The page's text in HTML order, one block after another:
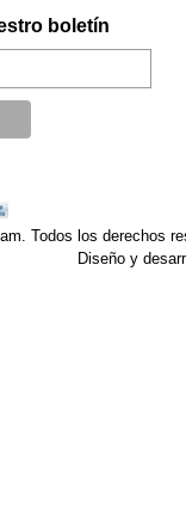
boletín
Todos los derechos
Diseño y